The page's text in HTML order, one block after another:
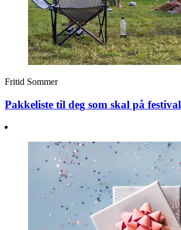
Fritid Sommer
Pakkeliste til deg som skal på festival